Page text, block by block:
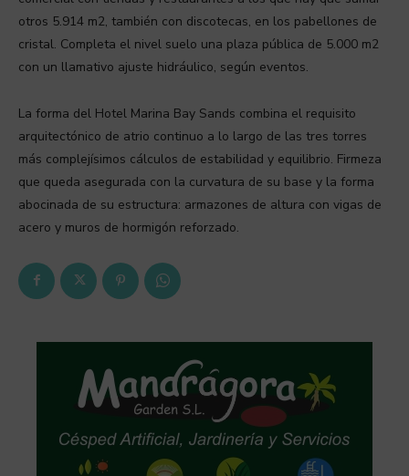
otros 5.914 m2, también con discotecas, en los pabellones de
cristal. Completa el nivel suelo una plaza pública de 5.000 m2
con un llamativo ajuste hidráulico, según eventos.
La forma del Hotel Marina Bay Sands combina el requisito
arquitectónico de atrio continuo a lo largo de las tres torres
más complejísimos cálculos de estabilidad y equilibrio. Firmeza
que queda asegurada con la curvatura de su base y la forma
abocinada de su estructura: armazones de altura con vigas de
acero y muros de hormigón reforzado.